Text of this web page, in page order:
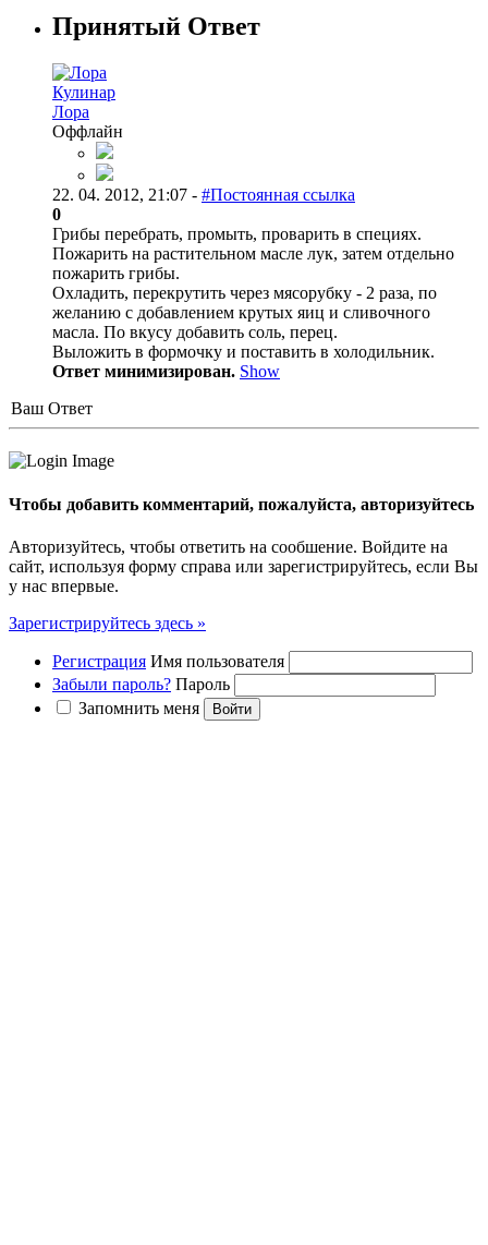
Принятый Ответ
Кулинар
Лора
Оффлайн
22. 04. 2012, 21:07 - #Постоянная ссылка
0
Грибы перебрать, промыть, проварить в специях.
Пожарить на растительном масле лук, затем отдельно
пожарить грибы.
Охладить, перекрутить через мясорубку - 2 раза, по
желанию с добавлением крутых яиц и сливочного
масла. По вкусу добавить соль, перец.
Выложить в формочку и поставить в холодильник.
Ответ минимизирован. Show
Ваш Ответ
Чтобы добавить комментарий, пожалуйста, авторизуйтесь
Авторизуйтесь, чтобы ответить на сообшение. Войдите на
сайт, используя форму справа или зарегистрируйтесь, если Вы
у нас впервые.
Зарегистрируйтесь здесь »
Регистрация Имя пользователя
Забыли пароль? Пароль
Запомнить меня